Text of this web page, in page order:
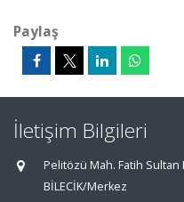
Paylaş
İletişim Bilgileri
Pelitözü Mah. Fatih Sultan
BİLECİK/Merkez